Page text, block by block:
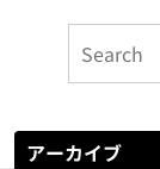
アーカイブ